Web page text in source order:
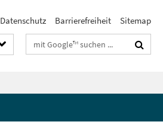
Datenschutz Barrierefreiheit Sitemap
Suchbegriffe